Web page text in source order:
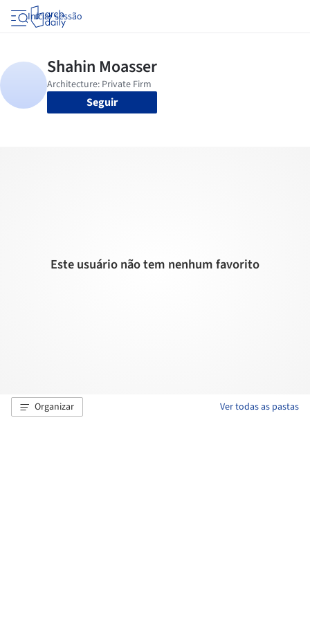
Iniciar sessão
Seguir
Este usuário não tem nenhum favorito
Organizar Ver todas as pastas